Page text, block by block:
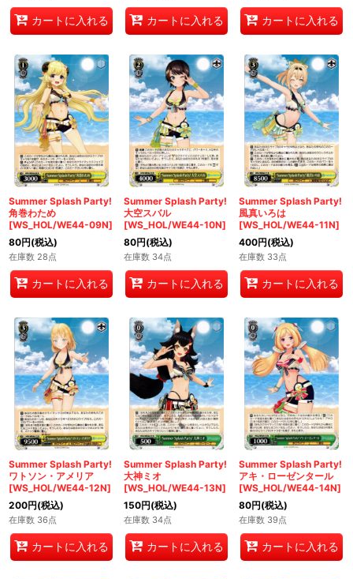
カートに入れる カートに入れる カートに入れる
Summer Splash Party!
角巻わため
[WS_HOL/WE44-09N]
80円(税込)
在庫数 28点
カートに入れる
Summer Splash Party!
大空スバル
[WS_HOL/WE44-10N]
80円(税込)
在庫数 34点
カートに入れる
Summer Splash Party!
風真いろは
[WS_HOL/WE44-11N]
400円(税込)
在庫数 33点
カートに入れる
Summer Splash Party!
ワトソン・アメリア
[WS_HOL/WE44-12N]
200円(税込)
在庫数 36点
カートに入れる
Summer Splash Party!
大神ミオ
[WS_HOL/WE44-13N]
150円(税込)
在庫数 34点
カートに入れる
Summer Splash Party!
アキ・ローゼンタール
[WS_HOL/WE44-14N]
80円(税込)
在庫数 39点
カートに入れる